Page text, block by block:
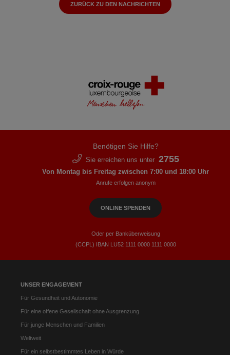
ZURÜCK ZU DEN NACHRICHTEN
UNSER ENGAGEMENT
Für Gesundheit und Autonomie
Für eine offene Gesellschaft ohne Ausgrenzung
Für junge Menschen und Familien
Weltweit
Für ein selbstbestimmtes Leben in Würde
Benötigen Sie Hilfe?
Sie erreichen uns unter 2755
Von Montag bis Freitag zwischen 7:00 und 18:00 Uhr
Anrufe erfolgen anonym
ONLINE SPENDEN
Oder per Banküberweisung
(CCPL) IBAN LU52​ 1111​ 0000​ 1111​ 0000